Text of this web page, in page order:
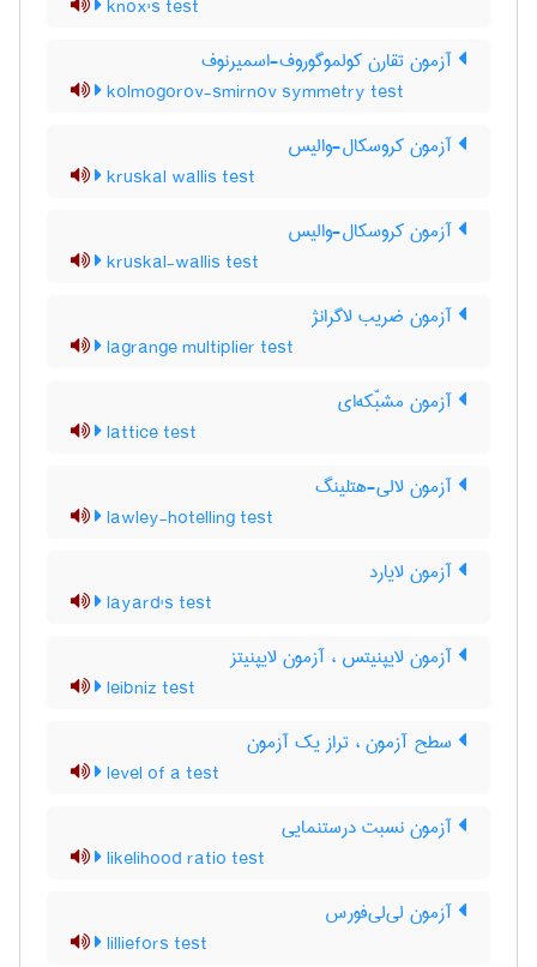
knox's test
آزمون تقارن کولموگوروف-اسمیرنوف
kolmogorov-smirnov symmetry test
آزمون کروسکال-والیس
kruskal wallis test
آزمون کروسکال-والیس
kruskal-wallis test
آزمون ضریب لاگرانژ
lagrange multiplier test
آزمون مشبّکه‌ای
lattice test
آزمون لالی-هتلینگ
lawley-hotelling test
آزمون لایارد
layard's test
آزمون لایپنیتس ، آزمون لایپنیتز
leibniz test
سطح آزمون ، تراز یک آزمون
level of a test
آزمون نسبت درستنمایی
likelihood ratio test
آزمون لی‌لی‌فورس
lilliefors test